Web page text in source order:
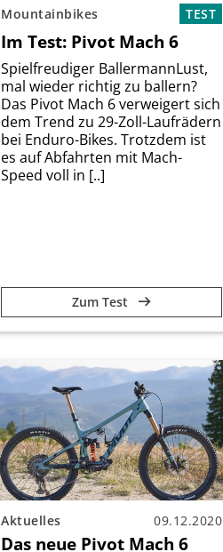
Mountainbikes TEST
Im Test: Pivot Mach 6
Spielfreudiger BallermannLust,
mal wieder richtig zu ballern?
Das Pivot Mach 6 verweigert sich
dem Trend zu 29-Zoll-Laufrädern
bei Enduro-Bikes. Trotzdem ist
es auf Abfahrten mit Mach-
Speed voll in [..]
Zum Test
Aktuelles 09.12.2020
Das neue Pivot Mach 6